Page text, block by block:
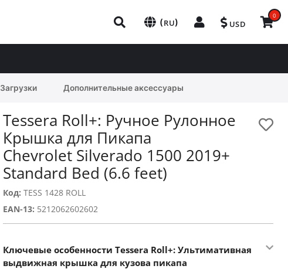
(RU) USD
0
Загрузки Дополнительные аксессуары
Tessera Roll+: Ручное Рулонное
Крышка для Пикапа
Chevrolet Silverado 1500 2019+
Standard Bed (6.6 feet)
Код: TESS 1428 ROLL
EAN-13: 5212062602602
Ключевые особенности Tessera Roll+: Ультимативная
выдвижная крышка для кузова пикапа